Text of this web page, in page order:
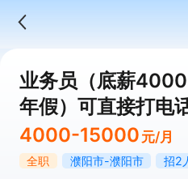
业务员（底薪4000
年假）可直接打电
4000-15000 元/月
全职 濮阳市-濮阳市
招2